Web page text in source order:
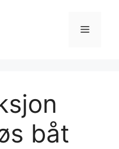
Meny
båt